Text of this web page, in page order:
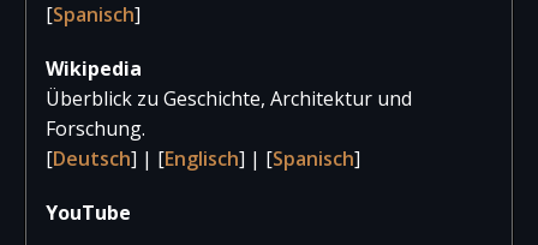
[Spanisch]
Wikipedia
Überblick zu Geschichte, Architektur und
Forschung.
[Deutsch] | [Englisch] | [Spanisch]
YouTube